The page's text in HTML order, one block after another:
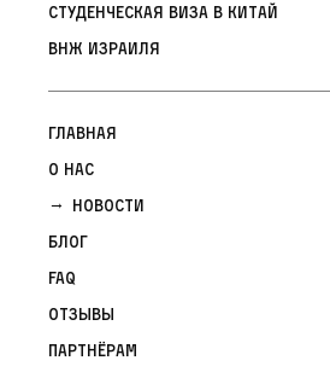
Студенческая виза в Китай
ВНЖ Израиля
Главная
О нас
Новости
Блог
FAQ
Отзывы
Партнёрам